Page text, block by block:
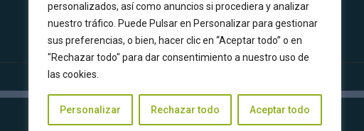
personalizados, así como anuncios si procediera y analizar
nuestro tráfico. Puede Pulsar en Personalizar para gestionar
sus preferencias, o bien, hacer clic en “Aceptar todo” o en
"Rechazar todo" para dar consentimiento a nuestro uso de
las cookies.
Personalizar Rechazar todo Aceptar todo